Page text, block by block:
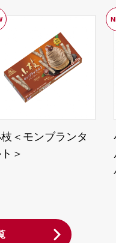
＜モンブランタ
＞